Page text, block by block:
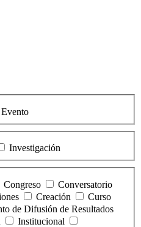
Evento
Investigación
Congreso
Conversatorio
Creación
Curso
de Difusión de Resultados
Institucional